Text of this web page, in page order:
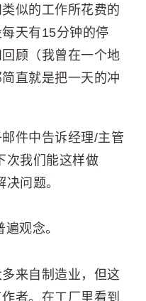
似的工作所花费的
天有15分钟的停
顾（我曾在一个地
直就是把一天的冲
件中告诉经理/主管
次我们能这样做
问题。
观念。
来自制造业，但这
者。在工厂里看到